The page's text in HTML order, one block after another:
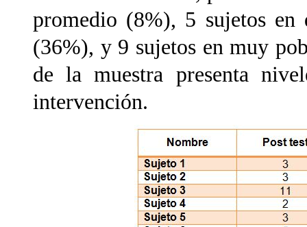
promedio (8%), 5 sujetos en
(36%), y 9 sujetos en muy
de la muestra presenta
intervención.